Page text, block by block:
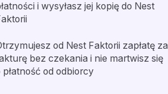
i wysyłasz jej kopię do Nest
od Nest Faktorii zapłatę za
bez czekania i nie martwisz się
płatność od odbiorcy